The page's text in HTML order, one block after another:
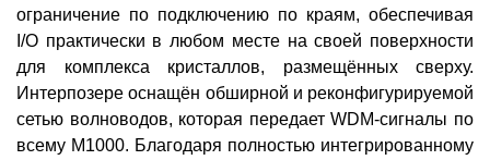
ограничение по подключению по краям, обеспечивая
I/O практически в любом месте на своей поверхности
для комплекса кристаллов, размещённых сверху.
Интерпозере оснащён обширной и реконфигурируемой
сетью волноводов, которая передает WDM-сигналы по
всему M1000. Благодаря полностью интегрированному